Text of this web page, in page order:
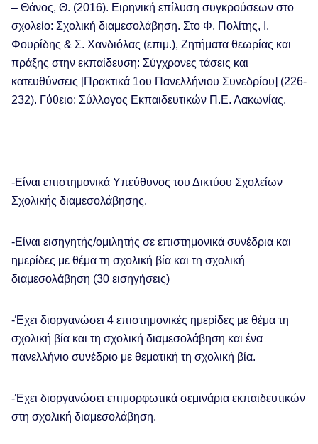
– Θάνος, Θ. (2016). Ειρηνική επίλυση συγκρούσεων στο
σχολείο: Σχολική διαμεσολάβηση. Στο Φ, Πολίτης, Ι.
Φουρίδης & Σ. Χανδιόλας (επιμ.), Ζητήματα θεωρίας και
πράξης στην εκπαίδευση: Σύγχρονες τάσεις και
κατευθύνσεις [Πρακτικά 1ου Πανελλήνιου Συνεδρίου] (226-
232). Γύθειο: Σύλλογος Εκπαιδευτικών Π.Ε. Λακωνίας.
-Είναι επιστημονικά Υπεύθυνος του Δικτύου Σχολείων
Σχολικής διαμεσολάβησης.
-Είναι εισηγητής/ομιλητής σε επιστημονικά συνέδρια και
ημερίδες με θέμα τη σχολική βία και τη σχολική
διαμεσολάβηση (30 εισηγήσεις)
-Έχει διοργανώσει 4 επιστημονικές ημερίδες με θέμα τη
σχολική βία και τη σχολική διαμεσολάβηση και ένα
πανελλήνιο συνέδριο με θεματική τη σχολική βία.
-Έχει διοργανώσει επιμορφωτικά σεμινάρια εκπαιδευτικών
στη σχολική διαμεσολάβηση.